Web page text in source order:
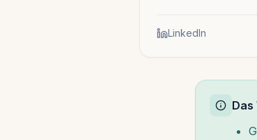
LinkedIn